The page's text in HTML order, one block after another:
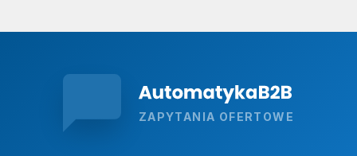
ZAPYTANIA OFERTOWE